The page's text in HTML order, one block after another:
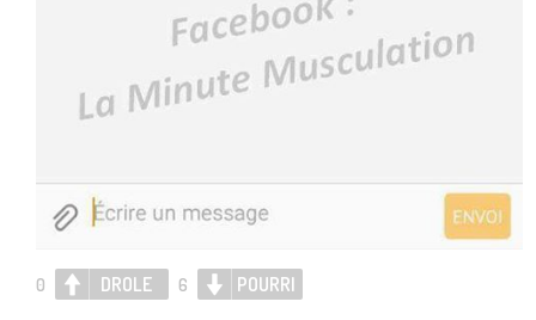
0 DROLE 6 POURRI